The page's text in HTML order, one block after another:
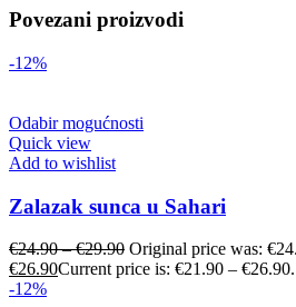
Povezani proizvodi
-12%
Odabir mogućnosti
Quick view
Add to wishlist
Zalazak sunca u Sahari
€24.90–€29.90 Original price was:
€26.90Current price is: €21.90 – €26.90.
-12%